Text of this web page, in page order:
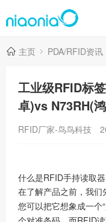
主页 PDA/RFID资讯
工业级RFID标
卓)vs N73RH(
RFID厂家-鸟鸟科技
什么是RFID手持读取器
在了解产品之前，我们
您可以把它想象成一个